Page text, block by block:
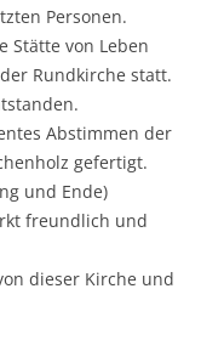
Personen.
Stätte von Leben
Rundkirche statt.
Abstimmen der
gefertigt.
und Ende)
freundlich und
dieser Kirche und